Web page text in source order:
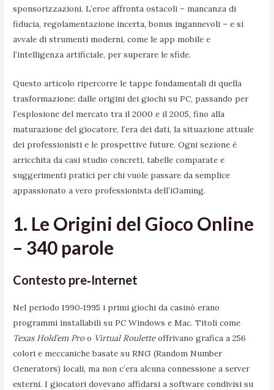
sponsorizzazioni. L’eroe affronta ostacoli – mancanza di
fiducia, regolamentazione incerta, bonus ingannevoli – e si
avvale di strumenti moderni, come le app mobile e
l’intelligenza artificiale, per superare le sfide.
Questo articolo ripercorre le tappe fondamentali di quella
trasformazione: dalle origini dei giochi su PC, passando per
l’esplosione del mercato tra il 2000 e il 2005, fino alla
maturazione del giocatore, l’era dei dati, la situazione attuale
dei professionisti e le prospettive future. Ogni sezione è
arricchita da casi studio concreti, tabelle comparate e
suggerimenti pratici per chi vuole passare da semplice
appassionato a vero professionista dell’iGaming.
1. Le Origini del Gioco Online
– 340 parole
Contesto pre‑Internet
Nel periodo 1990‑1995 i primi giochi da casinò erano
programmi installabili su PC Windows e Mac. Titoli come
Texas Hold’em Proo Virtual Rouletteoffrivano grafica a 256
colori e meccaniche basate su RNG (Random Number
Generators) locali, ma non c’era alcuna connessione a server
esterni. I giocatori dovevano affidarsi a software condivisi su